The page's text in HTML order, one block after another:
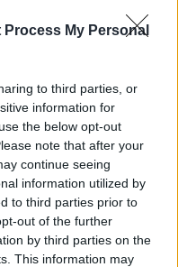
Process My Personal
to third parties, or
information for
the below opt-out
note that after your
continue seeing
information utilized by
to third parties prior to
out of the further
by third parties on the
This information may
La